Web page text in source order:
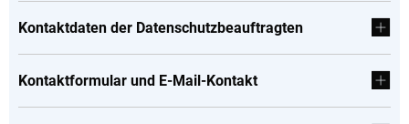
Kontaktdaten der Datenschutzbeauftragten
Kontaktformular und E-Mail-Kontakt